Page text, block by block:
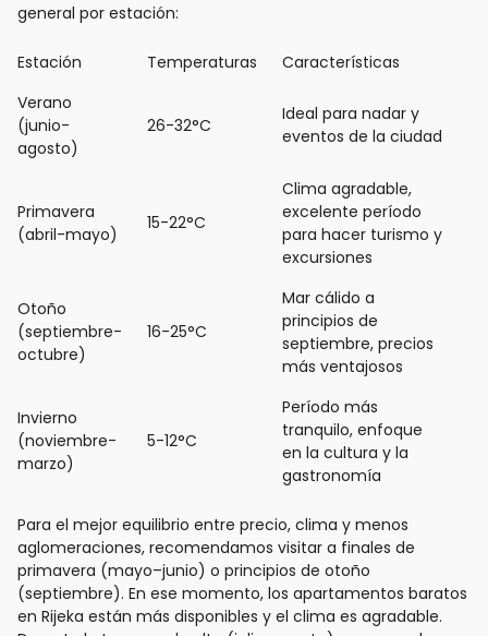
general por estación:
Estación Temperaturas
Características
Verano
(junio-
agosto)
26-32°C
Ideal para nadar y
eventos de la ciudad
Primavera
(abril-mayo)
15-22°C
Clima agradable,
excelente período
para hacer turismo y
excursiones
Otoño
(septiembre-
octubre)
16-25°C
Mar cálido a
principios de
septiembre, precios
más ventajosos
Invierno
(noviembre-
marzo)
5-12°C
Período más
tranquilo, enfoque
en la cultura y la
gastronomía
Para el mejor equilibrio entre precio, clima y menos
aglomeraciones, recomendamos visitar a finales de
primavera (mayo–junio) o principios de otoño
(septiembre). En ese momento, los apartamentos baratos
en Rijeka están más disponibles y el clima es agradable.